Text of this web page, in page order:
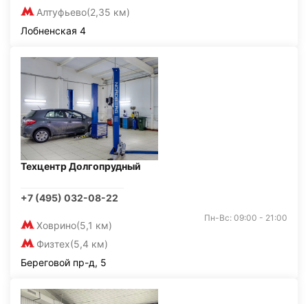
Алтуфьево(2,35 км)
Лобненская 4
Техцентр Долгопрудный
+7 (495) 032-08-22
Ховрино(5,1 км)
Физтех(5,4 км)
Пн-Вс: 09:00 - 21:00
Береговой пр-д, 5